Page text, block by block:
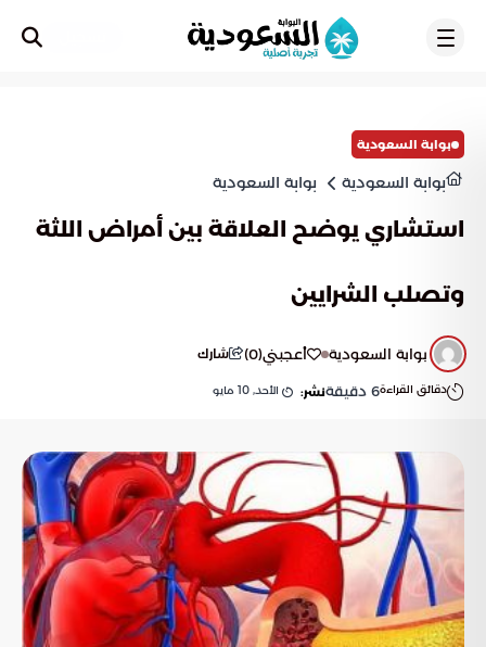
بوابة السعودية
بوابة السعودية بوابة السعودية
استشاري يوضح العلاقة بين أمراض اللثة
وتصلب الشرايين
بوابة السعودية أعجبني(
0
) شارك
دقائق القراءة6 دقيقةنشر: الأحد, 10 مايو